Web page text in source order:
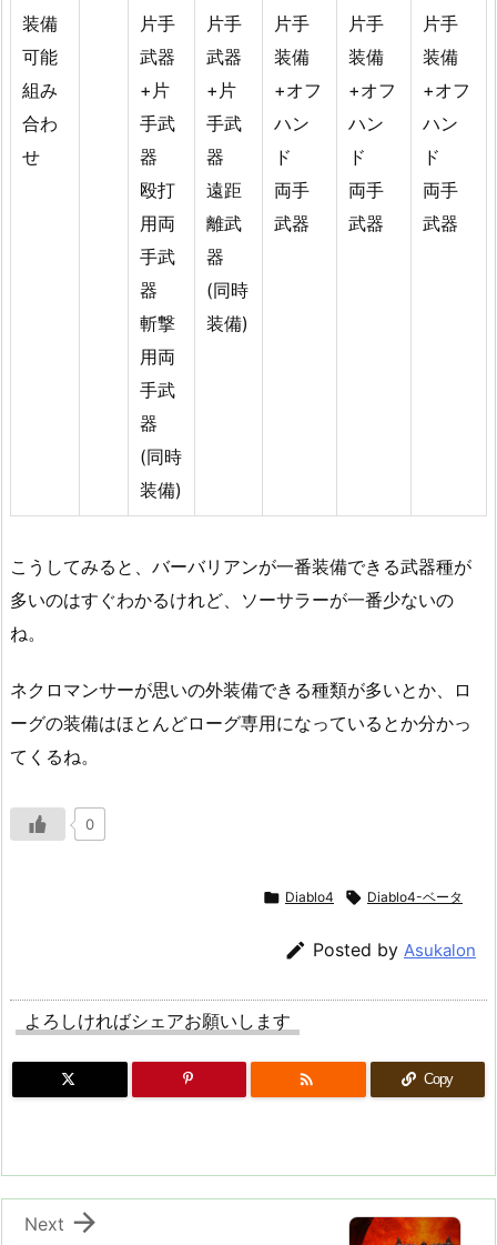
装備
可能
組み
合わ
せ
片手
武器
+片
手武
器
殴打
用両
手武
器
斬撃
用両
手武
器
(同時
装備)
片手
武器
+片
手武
器
遠距
離武
器
(同時
装備)
片手
装備
+オフ
ハン
ド
両手
武器
片手
装備
+オフ
ハン
ド
両手
武器
片手
装備
+オフ
ハン
ド
両手
武器
こうしてみると、バーバリアンが一番装備できる武器種が
多いのはすぐわかるけれど、ソーサラーが一番少ないの
ね。
ネクロマンサーが思いの外装備できる種類が多いとか、ロ
ーグの装備はほとんどローグ専用になっているとか分かっ
てくるね。
0
 Diablo4  Diablo4-ベータ
 Posted by Asukalon
よろしければシェアお願いします
 Copy

Next